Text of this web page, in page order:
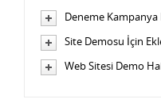
Deneme Kampanya
Site Demosu İçin
Web Sitesi Demo